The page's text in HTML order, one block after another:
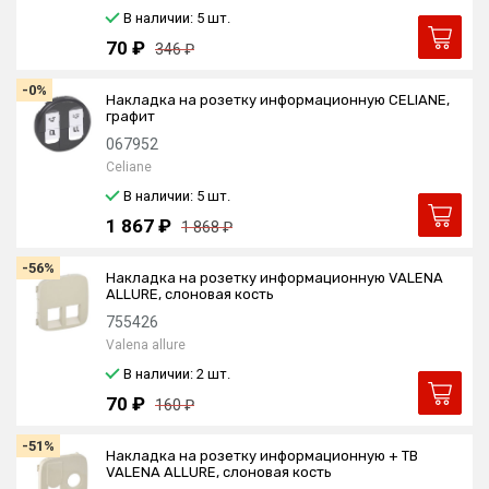
В наличии: 5 шт.
70 ₽ 346 ₽
-0%
Накладка на розетку информационную CELIANE,
графит
067952
Celiane
В наличии: 5 шт.
1 867 ₽ 1 868 ₽
-56%
Накладка на розетку информационную VALENA
ALLURE, слоновая кость
755426
Valena allure
В наличии: 2 шт.
70 ₽ 160 ₽
-51%
Накладка на розетку информационную + ТВ
VALENA ALLURE, слоновая кость